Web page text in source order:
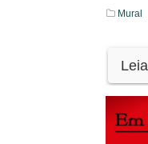
Mural